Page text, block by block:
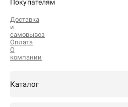
Покупателям
Доставка
и
самовывоз
Оплата
О
компании
Каталог